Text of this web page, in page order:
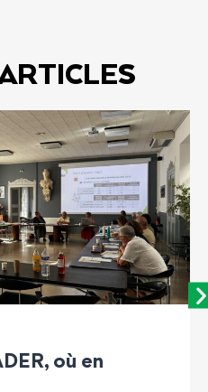
Assises du Bois :
pour les